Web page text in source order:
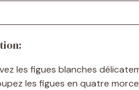
les figues blanches
les figues en quatre